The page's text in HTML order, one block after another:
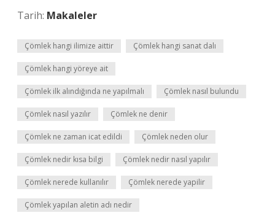
Tarih: Makaleler
Çömlek hangi ilimize aittir Çömlek hangi sanat dalı
Çömlek hangi yöreye ait
Çömlek ilk alındığında ne yapılmalı Çömlek nasıl bulundu
Çömlek nasıl yazılır Çömlek ne denir
Çömlek ne zaman icat edildi Çömlek neden olur
Çömlek nedir kısa bilgi Çömlek nedir nasıl yapılır
Çömlek nerede kullanılır Çömlek nerede yapilir
Çömlek yapılan aletin adı nedir